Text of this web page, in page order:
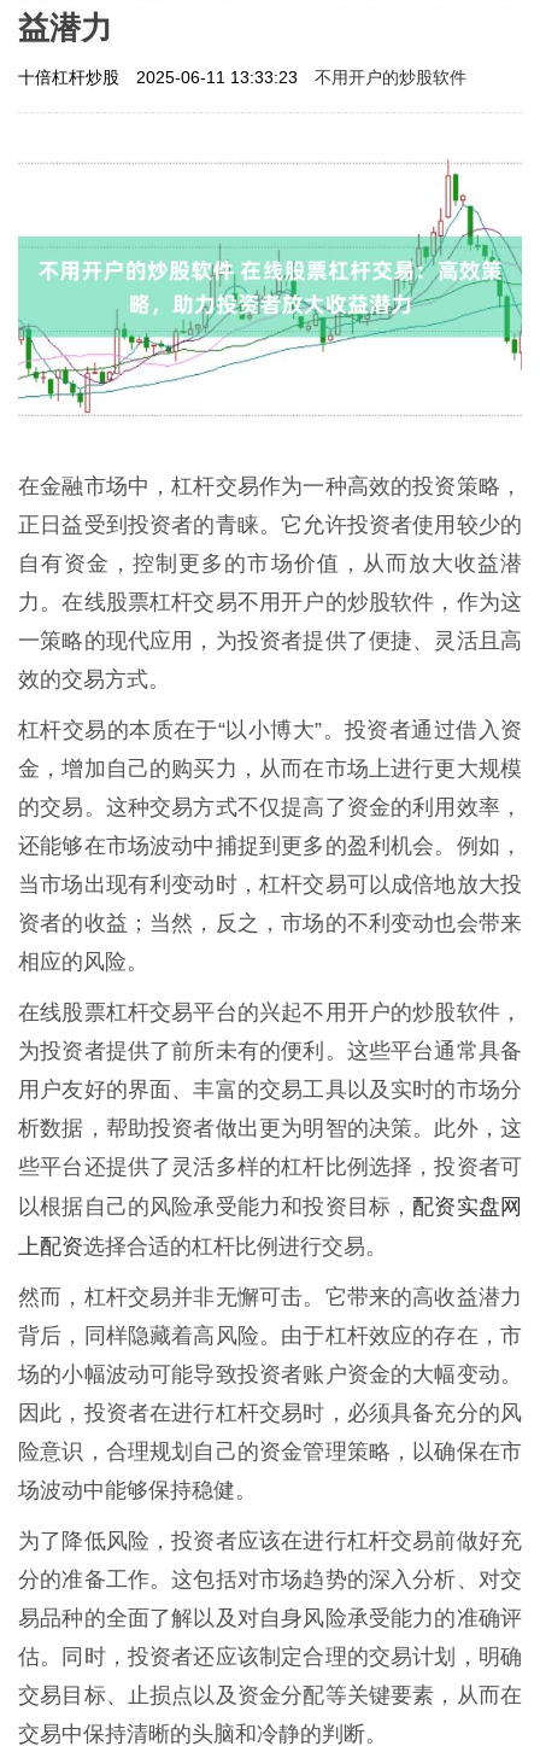
益潜力
十倍杠杆炒股 2025-06-11 13:33:23 不用开户的炒股软件
在金融市场中，杠杆交易作为一种高效的投资策略，
正日益受到投资者的青睐。它允许投资者使用较少的
自有资金，控制更多的市场价值，从而放大收益潜
力。在线股票杠杆交易不用开户的炒股软件，作为这
一策略的现代应用，为投资者提供了便捷、灵活且高
效的交易方式。
杠杆交易的本质在于“以小博大”。投资者通过借入资
金，增加自己的购买力，从而在市场上进行更大规模
的交易。这种交易方式不仅提高了资金的利用效率，
还能够在市场波动中捕捉到更多的盈利机会。例如，
当市场出现有利变动时，杠杆交易可以成倍地放大投
资者的收益；当然，反之，市场的不利变动也会带来
相应的风险。
在线股票杠杆交易平台的兴起不用开户的炒股软件，
为投资者提供了前所未有的便利。这些平台通常具备
用户友好的界面、丰富的交易工具以及实时的市场分
析数据，帮助投资者做出更为明智的决策。此外，这
些平台还提供了灵活多样的杠杆比例选择，投资者可
以根据自己的风险承受能力和投资目标， 配资实盘网
上配资选择合适的杠杆比例进行交易。
然而，杠杆交易并非无懈可击。它带来的高收益潜力
背后，同样隐藏着高风险。由于杠杆效应的存在，市
场的小幅波动可能导致投资者账户资金的大幅变动。
因此，投资者在进行杠杆交易时，必须具备充分的风
险意识，合理规划自己的资金管理策略，以确保在市
场波动中能够保持稳健。
为了降低风险，投资者应该在进行杠杆交易前做好充
分的准备工作。这包括对市场趋势的深入分析、对交
易品种的全面了解以及对自身风险承受能力的准确评
估。同时，投资者还应该制定合理的交易计划，明确
交易目标、止损点以及资金分配等关键要素，从而在
交易中保持清晰的头脑和冷静的判断。